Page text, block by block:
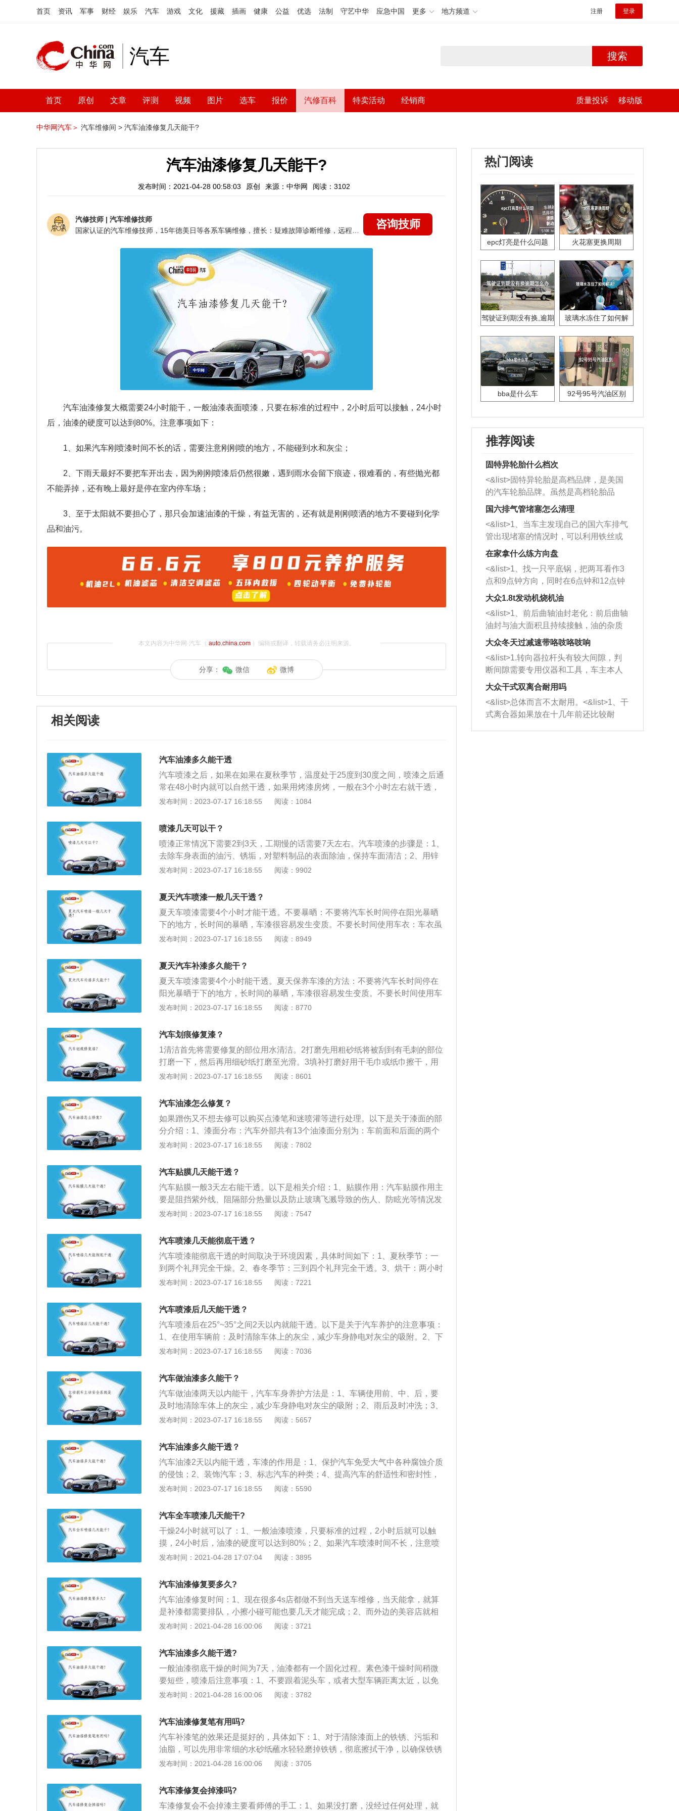
首页 资讯 军事 财经 娱乐 汽车 游戏 文化 援藏 插画 健康 公益 优选 法制 守艺中华 应急中国 更多 地方频道 注册 登录
汽车 搜索
首页 原创 文章 评测 视频 图片 选车 报价 汽修百科 特卖活动 经销商 质量投诉 移动版
中华网汽车＞ 汽车维修间 > 汽车油漆修复几天能干?
汽车油漆修复几天能干?
发布时间：2021-04-28 00:58:03 原创 来源：中华网 阅读：3102
汽修技师 | 汽车维修技师
咨询技师
汽车油漆修复大概需要24小时能干，一般油漆表面喷漆，只要在标准的过程中，2小时后可以接触，24小时
后，油漆的硬度可以达到80%。注意事项如下：
1、如果汽车刚喷漆时间不长的话，需要注意刚刚喷的地方，不能碰到水和灰尘；
2、下雨天最好不要把车开出去，因为刚刚喷漆后仍然很嫩，遇到雨水会留下痕迹，很难看的，有些抛光都
不能弄掉，还有晚上最好是停在室内停车场；
3、至于太阳就不要担心了，那只会加速油漆的干燥，有益无害的，还有就是刚刚喷洒的地方不要碰到化学
品和油污。
本文内容为中华网·汽车（ auto.china.com）编辑或翻译，转载请务必注明来源。
分享： 微信 微博
相关阅读
汽车油漆多久能干透
汽车喷漆之后，如果在如果在夏秋季节，温度处于25度到30度之间，喷漆之后通
常在48小时内就可以自然干透，如果用烤漆房烤，一般在3个小时左右就干透，
而冬季由于气温比较低，漆干时间最长可达四天到七天。汽车喷漆的作用是可以
各种腐蚀物质的侵蚀。平时用车注意养护车漆，在使用车辆前，及时清除车体上
的灰尘，减少车身静电对灰尘的吸附，如果车面滴上了沥青、鸟粪等，一定要及
时清除，因为沥青、鸟粪这些污物腐蚀性极强，下完雨后要及时冲洗干净汽车，
因为雨后车身上的雨渍中酸性物质的浓度大大增加，如果清理不及时很容易损害
汽车油漆。
发布时间：2023-07-17 16:18:55 阅读：1084
喷漆几天可以干？
喷漆正常情况下需要2到3天，工期慢的话需要7天左右。汽车喷漆的步骤是：1、
去除车身表面的油污、锈垢，对塑料制品的表面除油，保持车面清洁；2、用锌
系磷化液使车身表面磷化后用清水冲洗，待车体变干后再进行喷漆；3、汽车喷
车漆的保养方法是：1、洗车时应待发动机冷却后进行；2、减少车辆暴晒；3、
要及时清理车身的污渍；4、雨水冲刷后要用清水清洗，避免酸雨腐蚀；5、进行
打蜡或封釉。
发布时间：2023-07-17 16:18:55 阅读：9902
夏天汽车喷漆一般几天干透？
夏天车喷漆需要4个小时才能干透。不要暴晒：不要将汽车长时间停在阳光暴晒
下的地方，长时间的暴晒，车漆很容易发生变质。不要长时间使用车衣：车衣虽
然能挡阳光，但是不透气，会使车衣内的温度远高于车外温度，反而更容易使车
边小店洗车，这样洗车会在车上留下细小的划痕，长时间会造成漆面发黑。
发布时间：2023-07-17 16:18:55 阅读：8949
夏天汽车补漆多久能干？
夏天车喷漆需要4个小时能干透。夏天保养车漆的方法：不要将汽车长时间停在
阳光暴晒于下的地方，长时间的暴晒，车漆很容易发生变质。不要长时间使用车
衣，车衣虽然能挡阳光，但是不透气，会使车衣内的温度远高于车外温度，反而
涂清漆，否则容易出现漆面失光。快修必须使用单组分色漆。喷涂气压不能太
大，每遍静置时间1-2分钟，根据喷涂时周围温度而定，温度越低静置时间越长，
反之静置时间就短。
发布时间：2023-07-17 16:18:55 阅读：8770
汽车划痕修复漆？
1清洁首先将需要修复的部位用水清洁。2打磨先用粗砂纸将被刮到有毛刺的部位
打磨一下，然后再用细砂纸打磨至光滑。3填补打磨好用干毛巾或纸巾擦干，用
补土将有凹坑的地方进行填补，配合刮土板使用。4打蜡喷漆抛光打蜡。
发布时间：2023-07-17 16:18:55 阅读：8601
汽车油漆怎么修复？
如果蹭伤又不想去修可以购买点漆笔和迷喷灌等进行处理。以下是关于漆面的部
分介绍：1、漆面分布：汽车外部共有13个油漆面分别为：车前面和后面的两个
保险杠，车左面和右面分别的前侧的翼子板，车左面的两个车门，车右面的两个
子，车辆顶部。2、漆面材质：汽车油漆一般有四种基本成分：成膜物质（树
脂）、颜料（包括体质颜料）、溶剂和添加剂。成膜物质是油漆的主体成分，其
作用是使颜料保持明亮状态，使之坚固耐久并能粘附在物体表面，是决定油漆类
型的物质。
发布时间：2023-07-17 16:18:55 阅读：7802
汽车贴膜几天能干透？
汽车贴膜一般3天左右能干透。以下是相关介绍：1、贴膜作用：汽车贴膜作用主
要是阻挡紫外线、阻隔部分热量以及防止玻璃飞溅导致的伤人、防眩光等情况发
生，同时根据太阳膜的单向透视性能，起到保护个人隐私的作用。此外，它也可
度。2、注意事项：贴膜前应查看车窗玻璃的安装是否完整无缺和汽车玻璃的整
体性，以保证后续的贴膜工作能够正常运行。贴膜前一定要对车内的必要部位进
行遮盖，防止液体渗入。
发布时间：2023-07-17 16:18:55 阅读：7547
汽车喷漆几天能彻底干透？
汽车喷漆能彻底干透的时间取决于环境因素，具体时间如下：1、夏秋季节：一
到两个礼拜完全干燥。2、春冬季节：三到四个礼拜完全干透。3、烘干：两小时
即可。汽车喷漆后需注意：1、检查色差：检查车漆与原车漆的颜色差别。2、检
而且还有可能出现一些漆面上的麻点和杂质，严重的话甚至会出现流漆现象。
3、不要进行洗车或接触一些其他物品：对于刚喷涂好的汽车，在油漆没有干透
的时候最好不要进行洗车，在下雨天的时候最好也不要开车出去，以防雨水在车
漆上留下痕迹，另外不要让油漆接触到一些如化学物品或油污等物质，因为这些
物质会对汽车漆面造成损伤。
发布时间：2023-07-17 16:18:55 阅读：7221
汽车喷漆后几天能干透？
汽车喷漆后在25°~35°之间2天以内就能干透。以下是关于汽车养护的注意事项：
1、在使用车辆前：及时清除车体上的灰尘，减少车身静电对灰尘的吸附。2、下
完雨后要及时冲洗干净汽车：因为雨后车身上的雨渍中酸性物质的浓度大大增
绵：并且确保里面不要混入金属屑和沙粒，不要用干布、干毛巾擦车，以防留下
划痕。擦拭的时候，注意要顺着水流的方向自上向下轻轻地擦，不要画圈或横向
擦。
发布时间：2023-07-17 16:18:55 阅读：7036
汽车做油漆多久能干？
汽车做油漆两天以内能干，汽车车身养护方法是：1、车辆使用前、中、后，要
及时地清除车体上的灰尘，减少车身静电对灰尘的吸附；2、雨后及时冲洗；3、
洗车时待发动机冷却后进行，不要在烈日或高温下清洗车辆，避免洗洁剂被烘干
下擦拭。汽车油漆是涂料的一种，喷涂在汽车上，使车身不容易被腐蚀，给人一
较严格的一种。
发布时间：2023-07-17 16:18:55 阅读：5657
汽车油漆多久能干透？
汽车油漆2天以内能干透，车漆的作用是：1、保护汽车免受大气中各种腐蚀介质
的侵蚀；2、装饰汽车；3、标志汽车的种类；4、提高汽车的舒适性和密封性，
防止振动产生的噪声。车漆的养护方法：1、及时清除车体上的灰尘，减少车身
在烈日或高温下清洗车辆；4、擦洗车辆要用干净、柔软的擦布或海绵，防止混
入金属屑和沙粒，留下划痕。
发布时间：2023-07-17 16:18:55 阅读：5590
汽车全车喷漆几天能干?
干燥24小时就可以了：1、一般油漆喷漆，只要标准的过程，2小时后就可以触
摸，24小时后，油漆的硬度可以达到80%；2、如果汽车喷漆时间不长，注意喷
的地方不能接触水和灰尘；3、雨天最好不要开，因为喷漆很嫩，遇到雨水就会
阳不要担心，它只会加速油漆干燥，有益无害；5、汽车喷完喷漆不能接触化学
物质和油污。
发布时间：2021-04-28 17:07:04 阅读：3895
汽车油漆修复要多久?
汽车油漆修复时间：1、现在很多4s店都做不到当天送车维修，当天能拿，就算
是补漆都需要排队，小擦小碰可能也要几天才能完成；2、而外边的美容店就相
对快多了，如果不是面积较大的补漆，那么基本都可以当天送过去，当天能拿；
漆”！如果修理厂告诉你他们使用的是“原厂漆”，那一定是在骗你；4、原因很简
而成品车上那么多部件，有多少能耐200度的温度呢？难道再把车拆光，只剩车
壳？补漆都用专门的修补漆。修补漆的烘烤温度比较低，7、80度的样子。
发布时间：2021-04-28 16:00:06 阅读：3721
汽车油漆多久能干透?
一般油漆彻底干燥的时间为7天，油漆都有一个固化过程。素色漆干燥时间稍微
要短些，喷漆后注意事项：1、不要跟着泥头车，或者大型车辆距离太近，以免
大颗的沙粒打伤油漆面；2、行车速度不要超过80，能不跑高速尽量不跑，一个
的碰撞力了；3、但注意不管什么时间都不能离大车太近，毕竟油漆本身是比较
软的，经不起石子和沙砾的高速撞击的，车用完后车身比较脏要及时清洗车身；
4、要养成一个好习惯，常常清洁车身灰尘，做到定期的漆面保养。
发布时间：2021-04-28 16:00:06 阅读：3782
汽车油漆修复笔有用吗?
汽车补漆笔的效果还是挺好的，具体如下：1、对于清除漆面上的铁锈、污垢和
油脂，可以先用非常细的水砂纸蘸水轻轻磨掉铁锈，彻底擦拭干净，以确保铁锈
不会膨胀；2、由于使用环境限制，补漆笔必须具备常温快干的特性，否则易造
功能性，但是，如德斯格雷在上述调色原理中，不完全合适的色差可能大于一对
一调制的彩色喷漆。
发布时间：2021-04-28 16:00:06 阅读：3705
汽车漆修复会掉漆吗?
车漆修复会不会掉漆主要看师傅的手工：1、如果没打磨，没经过任何处理，就
热门阅读
epc灯亮是什么问题 火花塞更换周期
驾驶证到期没有换,逾期
玻璃水冻住了如何解
bba是什么车 92号95号汽油区别
推荐阅读
固特异轮胎什么档次
<&list>固特异轮胎是高档品牌，是美国
的汽车轮胎品牌。虽然是高档轮胎品
牌，但是中高低端的轮胎都有生产，这
也是为了更好的开拓市场。
国六排气管堵塞怎么清理
<&list>1、当车主发现自己的国六车排气
管出现堵塞的情况时，可以利用铁丝或
者是细棍，直接将杂物给取出来，如果
堵塞情况比较严重，也可以采取应急措
施。 <&list>2、直接利用木棍将所有的
杂物推到排气管里面的位置处，然后将
三元催化器拆解开，就可以将堵塞的东
西取出来。但如果是因为积碳过多引起
的堵塞，就需要将三元催化器泡在草酸
洗剂对堵塞的情况得到解决，将清洗剂
放在燃油箱中，与燃油混合后，车辆启
动时，就可以和汽油一起进入到燃烧
室，最后形成废气排出，就可以让三元
催化器得到清洗，排气管堵塞的情况就
能够得到解决。
在家拿什么练方向盘
<&list>1、找一只平底锅，把两耳看作3
点和9点钟方向，同时在6点钟和12点钟
方向做一个标记。 <&list>2、双手握住
一圈半的练习，往右同样也要打相同的
圈数。 <&list>3、最后强调要反复练
习，这样就可以形成肌肉记忆，在真实
驾驶车辆时，不需要记忆也能打好方
向。
大众1.8t发动机烧机油
<&list>1、前后曲轴油封老化：前后曲轴
油封与油大面积且持续接触，油的杂质
和发动机内持续温度变化使其密封效果
逐渐减弱，导致渗油或漏油。<&list>2、
活塞间隙过大：积碳会使活塞环与缸体
的间隙扩大，导致机油流入燃烧室中，
造成烧机油。<&list>3、机油粘度。使用
机油粘度过小的话，同样会有烧机油现
象，机油粘度过小具有很好的流动性，
大众冬天过减速带咯吱咯吱响
<&list>1.转向器拉杆头有较大间隙，判
断间隙需要专用仪器和工具，车主本人
无法制作，需要将车辆送到修理厂或4s
店；<&list>2.车辆半轴套管防尘罩破
裂，破裂后会出现漏油现象，使半轴磨
损严重，磨损的半轴容易损坏，产生异
响；<&list>3.稳定器的转向胶套和球头
大众干式双离合耐用吗
<&list>总体而言不太耐用。<&list>1、干
式离合器如果放在十几年前还比较耐